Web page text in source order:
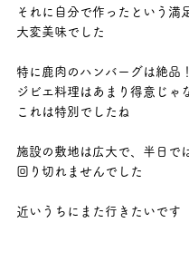
それに自分で作ったという満
大変美味でした
特に鹿肉のハンバーグは絶品！
ジビエ料理はあまり得意じゃ
これは特別でしたね
施設の敷地は広大で、半日で
回り切れませんでした
近いうちにまた行きたいです